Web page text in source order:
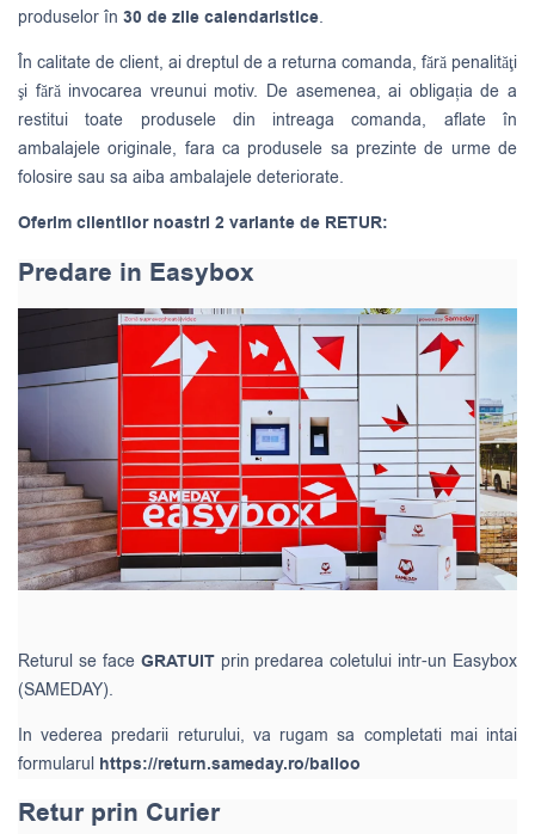
produselor în 30 de zile calendaristice.
În calitate de client, ai dreptul de a returna comanda, fără penalităţi
şi fără invocarea vreunui motiv. De asemenea, ai obligația de a
restitui toate produsele din intreaga comanda, aflate în
ambalajele originale, fara ca produsele sa prezinte de urme de
folosire sau sa aiba ambalajele deteriorate.
Oferim clientilor noastri 2 variante de RETUR:
Predare in Easybox
Returul se face GRATUIT prin predarea coletului intr-un Easybox
(SAMEDAY).
In vederea predarii returului, va rugam sa completati mai intai
formularul https://return.sameday.ro/balloo
Retur prin Curier